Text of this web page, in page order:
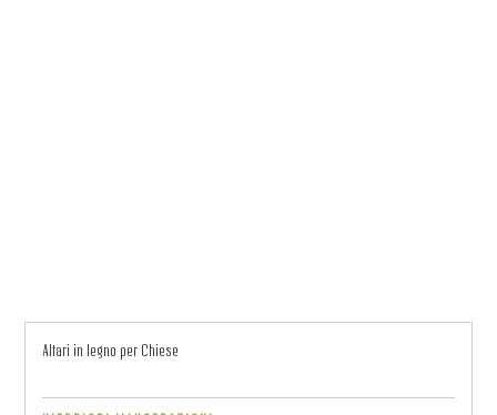
Altari in legno per Chiese